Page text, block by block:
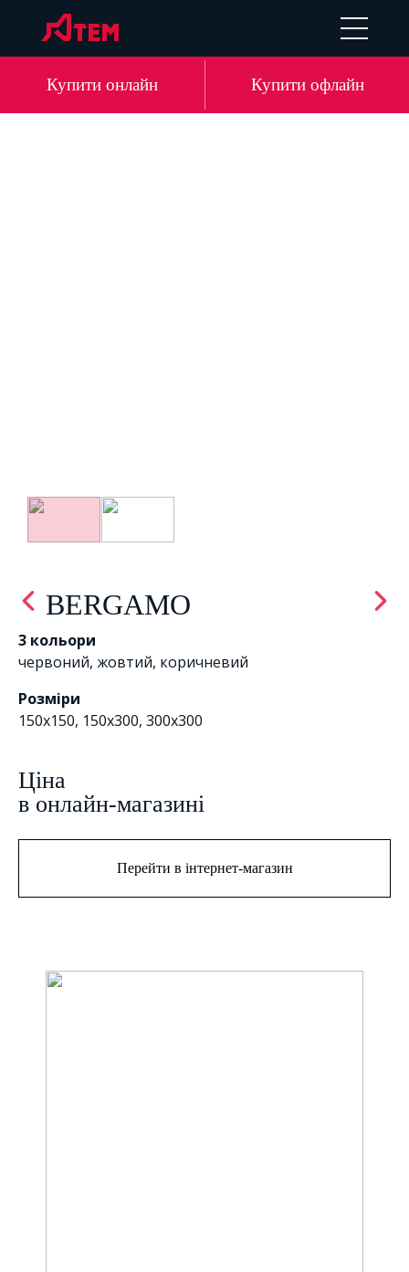
LV RU
Купити онлайн Купити офлайн
BERGAMO
3 кольори
червоний, жовтий, коричневий
Розміри
150x150, 150x300, 300х300
Цiна
в онлайн-магазині
Перейти в інтернет-магазин